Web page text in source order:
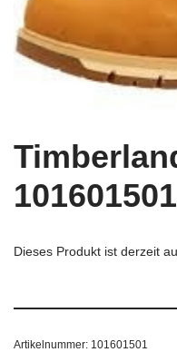
101601501
Dieses Produkt ist derzeit
Artikelnummer: 101601501